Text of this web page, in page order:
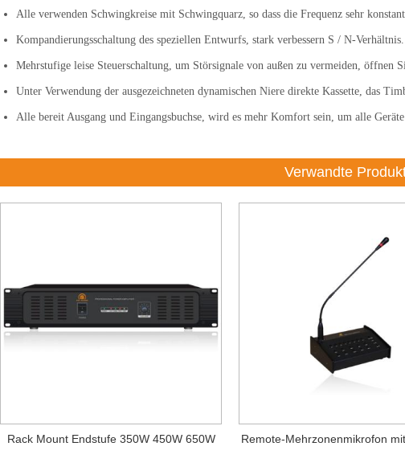
Alle verwenden Schwingkreise mit Schwingquarz, so dass die Frequenz sehr
Kompandierungsschaltung des speziellen Entwurfs, stark verbessern S / N-Verhältnis.
Mehrstufige leise Steuerschaltung, um Störsignale von außen zu vermeiden, öffnen
Unter Verwendung der ausgezeichneten dynamischen Niere direkte Kassette, das
Alle bereit Ausgang und Eingangsbuchse, wird es mehr Komfort sein, um alle
Verwandte
Rack Mount Endstufe 350W 450W 650W Remote-Mehrzonenmikrofon